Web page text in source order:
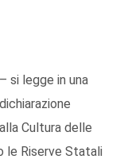
si legge in una
Cultura delle
le Riserve Statali